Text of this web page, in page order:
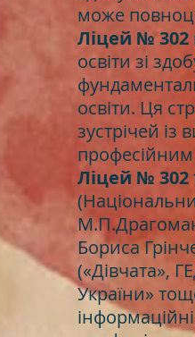
може
Ліцей № 302
освіти зі
освіти. Ця
зустрічей із
Ліцей № 302
Бориса
(«Дівчата»,
України»